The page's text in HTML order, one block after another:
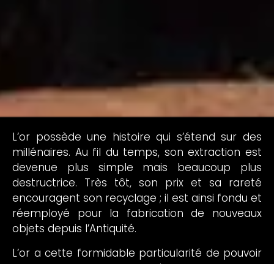
L’or possède une histoire qui s’étend sur des
millénaires. Au fil du temps, son extraction est
devenue plus simple mais beaucoup plus
destructrice. Très tôt, son prix et sa rareté
encouragent son recyclage ; il est ainsi fondu et
réemployé pour la fabrication de nouveaux
objets depuis l’Antiquité.
L’or a cette formidable particularité de pouvoir